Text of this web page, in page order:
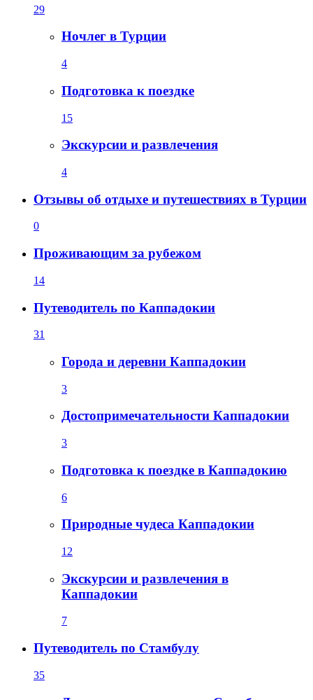
29
Ночлег в Турции
4
Подготовка к поездке
15
Экскурсии и развлечения
4
Отзывы об отдыхе и путешествиях в Турции
0
Проживающим за рубежом
14
Путеводитель по Каппадокии
31
Города и деревни Каппадокии
3
Достопримечательности Каппадокии
3
Подготовка к поездке в Каппадокию
6
Природные чудеса Каппадокии
12
Экскурсии и развлечения в
Каппадокии
7
Путеводитель по Стамбулу
35